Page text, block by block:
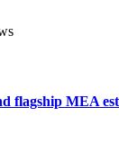
flagship MEA